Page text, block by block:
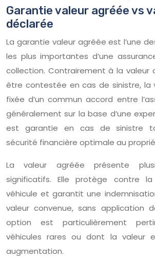
Garantie valeur agréée vs
déclarée
La garantie valeur agréée est l’une
les plus importantes d’une
collection. Contrairement à la valeur
être contestée en cas de sinistre, la
fixée d’un commun accord entre
généralement sur la base d’une
est garantie en cas de sinistre
sécurité financière optimale au
La valeur agréée présente
significatifs. Elle protège contre
véhicule et garantit une
valeur convenue, sans application
option est particulièrement
véhicules rares ou dont la valeur
augmentation.